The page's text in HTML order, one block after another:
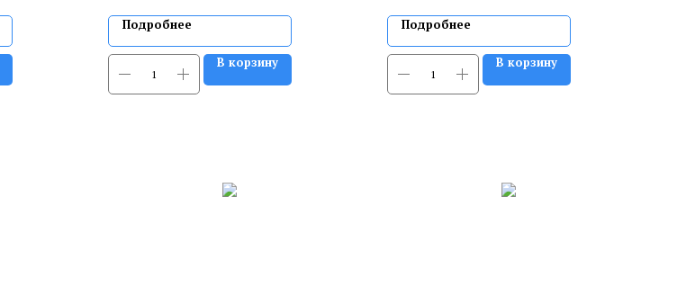
Подробнее
В корзину
Подробнее
В корзину